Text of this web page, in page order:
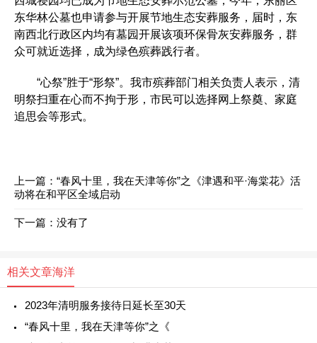
东华林公墓也申请参与开展节地生态安葬服务，届时，东
南西北行政区内均有墓园开展该项环保骨灰安葬服务，群
众可就近选择，成为绿色殡葬践行者。
“心祭”胜于“形祭”。我市殡葬部门相关负责人表示，清
明祭扫重在心而不拘于形，市民可以选择网上祭奠、家庭
追思会等形式。
上一篇： “春风十里，我在天津等你”之《津遇和平·海棠花》活
动将在和平区全域启动
下一篇：没有了
相关文章海洋
2023年清明服务接待日延长至30天
“春风十里，我在天津等你”之《